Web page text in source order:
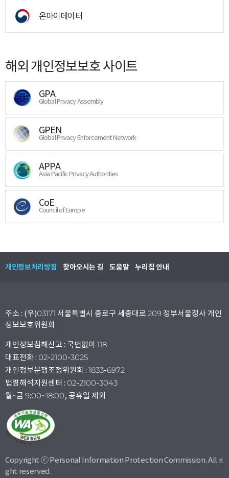
온마이데이터
해외 개인정보보호 사이트
GPA
Global Privacy Assembly
GPEN
Global Privacy Enforcement Network
APPA
Asia Pacific Privacy Authorities
CoE
Council of Europe
개인정보처리방침 찾아오시는 길 도움말 누리집 안내
주소 : (우)03171 서울특별시 종로구 세종대로 209 정부서울청사 개인
정보보호위원회
개인정보침해신고 : 국번없이 118
대표전화 : 02-2100-3025
개인정보분쟁조정위원회 : 1833-6972
법령해석지원센터 : 02-2100-3043
월~금 9:00~18:00, 공휴일 제외
Copyright ⓒ Personal Information Protection Commission. All ri
ght reserved.